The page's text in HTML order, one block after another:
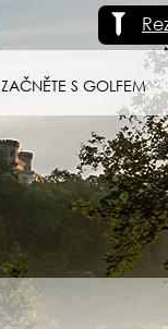
ZAČNĚTE S GOLFEM